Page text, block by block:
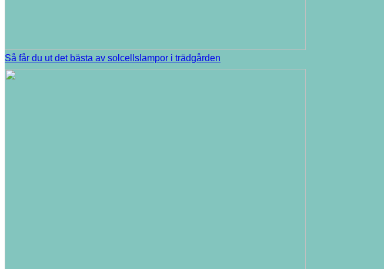
Så får du ut det bästa av solcellslampor i trädgården